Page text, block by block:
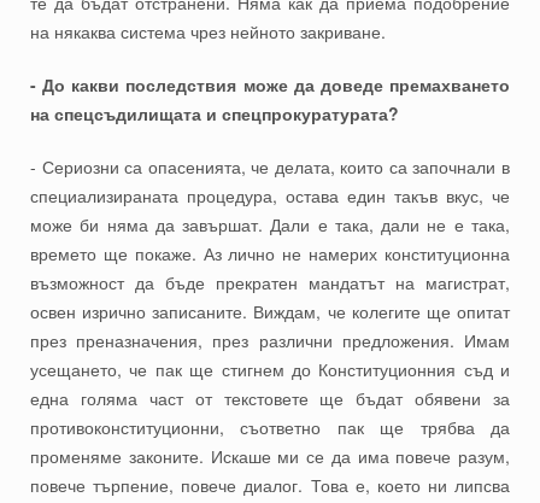
на някаква система чрез нейното закриване.
- До какви последствия може да доведе премахването
на спецсъдилищата и спецпрокуратурата?
- Сериозни са опасенията, че делата, които са започнали в
специализираната процедура, остава един такъв вкус, че
може би няма да завършат. Дали е така, дали не е така,
времето ще покаже. Аз лично не намерих конституционна
възможност да бъде прекратен мандатът на магистрат,
освен изрично записаните. Виждам, че колегите ще опитат
през преназначения, през различни предложения. Имам
усещането, че пак ще стигнем до Конституционния съд и
една голяма част от текстовете ще бъдат обявени за
противоконституционни, съответно пак ще трябва да
променяме законите. Искаше ми се да има повече разум,
повече търпение, повече диалог. Това е, което ни липсва